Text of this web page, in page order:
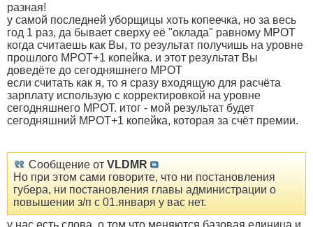
разная!
у самой последней уборщицы хоть копеечка, но за весь
год 1 раз, да бывает сверху её "оклада" равному МРОТ
когда считаешь как Вы, то результат получишь на уровне
прошлого МРОТ+1 копейка. и этот результат Вы
доведёте до сегодняшнего МРОТ
если считать как я, то я сразу входящую для расчёта
зарплату использую с корректировкой на уровне
сегодняшнего МРОТ. итог - мой результат будет
сегодняшний МРОТ+1 копейка, которая за счёт премии.
Сообщение от VLDMR
Но при этом сами говорите, что ни постановления
губера, ни постановления главы администрации о
повышении з/п с 01.января у вас нет.
у нас есть слова, о том что меняются базовая единица и